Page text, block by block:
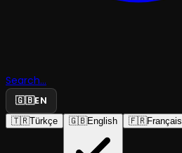
Search...
🇬🇧EN
🇹🇷Türkçe 🇬🇧English 🇫🇷Français